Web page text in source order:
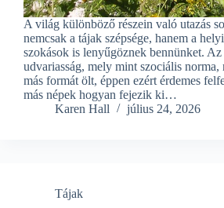
A világ különböző részein való utazás
nemcsak a tájak szépsége, hanem a
szokások is lenyűgöznek bennünket. Az
udvariasság, mely mint szociális norma,
más formát ölt, éppen ezért érdemes
más népek hogyan fejezik ki…
Karen Hall
július 24, 2026
Tájak